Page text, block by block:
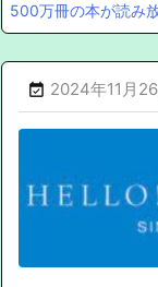
500万冊の本が読み
 2024年11月